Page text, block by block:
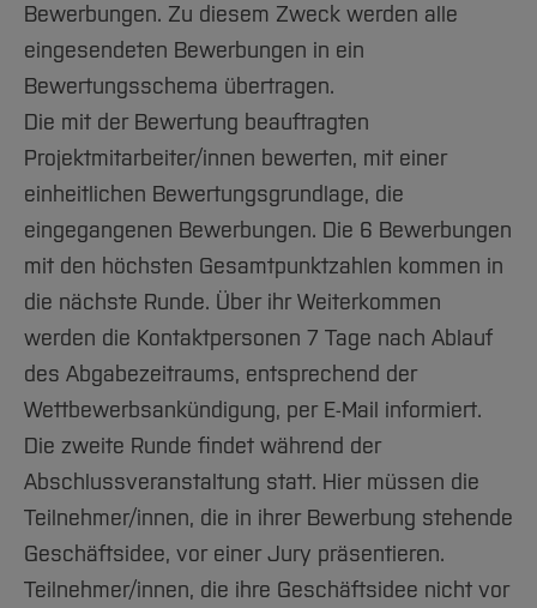
Bewerbungen. Zu diesem Zweck werden alle
eingesendeten Bewerbungen in ein
Bewertungsschema übertragen.
Die mit der Bewertung beauftragten
Projektmitarbeiter/innen bewerten, mit einer
einheitlichen Bewertungsgrundlage, die
eingegangenen Bewerbungen. Die 6 Bewerbungen
mit den höchsten Gesamtpunktzahlen kommen in
die nächste Runde. Über ihr Weiterkommen
werden die Kontaktpersonen 7 Tage nach Ablauf
des Abgabezeitraums, entsprechend der
Wettbewerbsankündigung, per E-Mail informiert.
Die zweite Runde findet während der
Abschlussveranstaltung statt. Hier müssen die
Teilnehmer/innen, die in ihrer Bewerbung stehende
Geschäftsidee, vor einer Jury präsentieren.
Teilnehmer/innen, die ihre Geschäftsidee nicht vor